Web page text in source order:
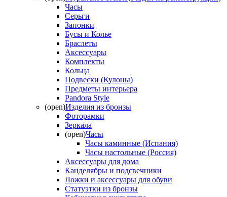
Часы
Серьги
Запонки
Бусы и Колье
Браслеты
Аксессуары
Комплекты
Кольца
Подвески (Кулоны)
Предметы интерьера
Pandora Style
(open)Изделия из бронзы
Фоторамки
Зеркала
(open)Часы
Часы каминные (Испания)
Часы настольные (Россия)
Аксессуары для дома
Канделябры и подсвечники
Ложки и аксессуары для обуви
Статуэтки из бронзы